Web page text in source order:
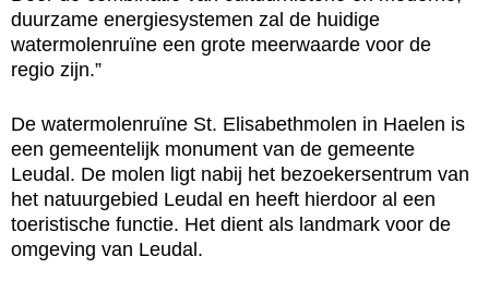
duurzame energiesystemen zal de huidige
watermolenruïne een grote meerwaarde voor de
regio zijn.”
De watermolenruïne St. Elisabethmolen in Haelen is
een gemeentelijk monument van de gemeente
Leudal. De molen ligt nabij het bezoekersentrum van
het natuurgebied Leudal en heeft hierdoor al een
toeristische functie. Het dient als landmark voor de
omgeving van Leudal.